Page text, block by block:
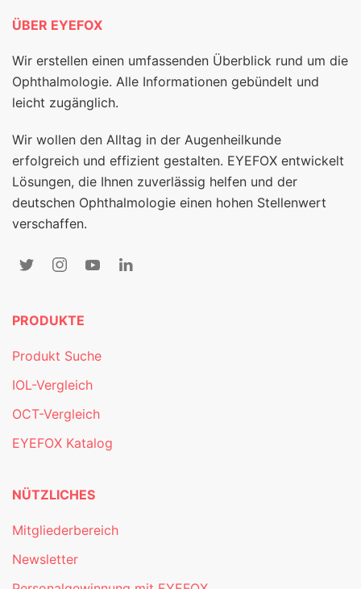
ÜBER EYEFOX
Wir erstellen einen umfassenden Überblick rund um die
Ophthalmologie. Alle Informationen gebündelt und
leicht zugänglich.
Wir wollen den Alltag in der Augenheilkunde
erfolgreich und effizient gestalten. EYEFOX entwickelt
Lösungen, die Ihnen zuverlässig helfen und der
deutschen Ophthalmologie einen hohen Stellenwert
verschaffen.
PRODUKTE
Produkt Suche
IOL-Vergleich
OCT-Vergleich
EYEFOX Katalog
NÜTZLICHES
Mitgliederbereich
Newsletter